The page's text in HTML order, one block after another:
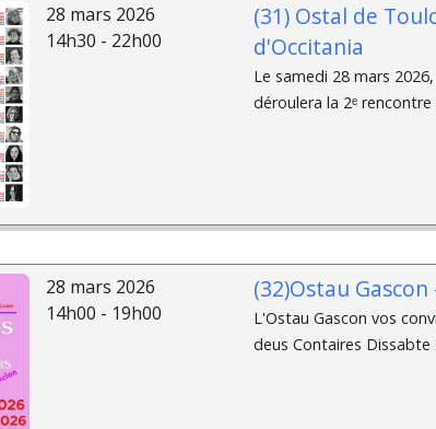
28 mars 2026
14h30 - 22h00
(31) Ostal de
d'Occitania
Le samedi 28 mars
déroulera la 2ᵉ
28 mars 2026
14h00 - 19h00
(32)Ostau
L'Ostau Gascon vos
deus Contaires Dissabte